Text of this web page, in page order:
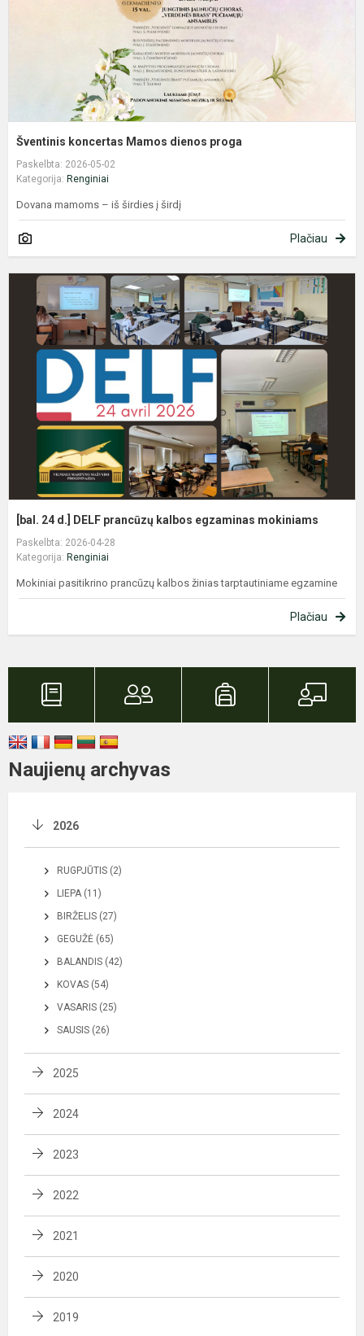
Šventinis koncertas Mamos dienos proga
Paskelbta: 2026-05-02
Kategorija: Renginiai
Dovana mamoms – iš širdies į širdį
Plačiau
[bal. 24 d.] DELF prancūzų kalbos egzaminas mokiniams
Paskelbta: 2026-04-28
Kategorija: Renginiai
Mokiniai pasitikrino prancūzų kalbos žinias tarptautiniame egzamine
Plačiau
Naujienų archyvas
2026
RUGPJŪTIS (2)
LIEPA (11)
BIRŽELIS (27)
GEGUŽĖ (65)
BALANDIS (42)
KOVAS (54)
VASARIS (25)
SAUSIS (26)
2025
2024
2023
2022
2021
2020
2019